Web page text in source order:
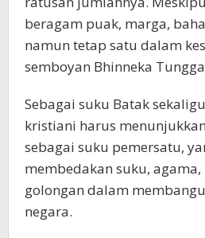
beragam puak, marga,
namun tetap satu dalam
semboyan Bhinneka
Sebagai suku Batak
kristiani harus
sebagai suku pemersatu,
membedakan suku,
golongan dalam
negara.